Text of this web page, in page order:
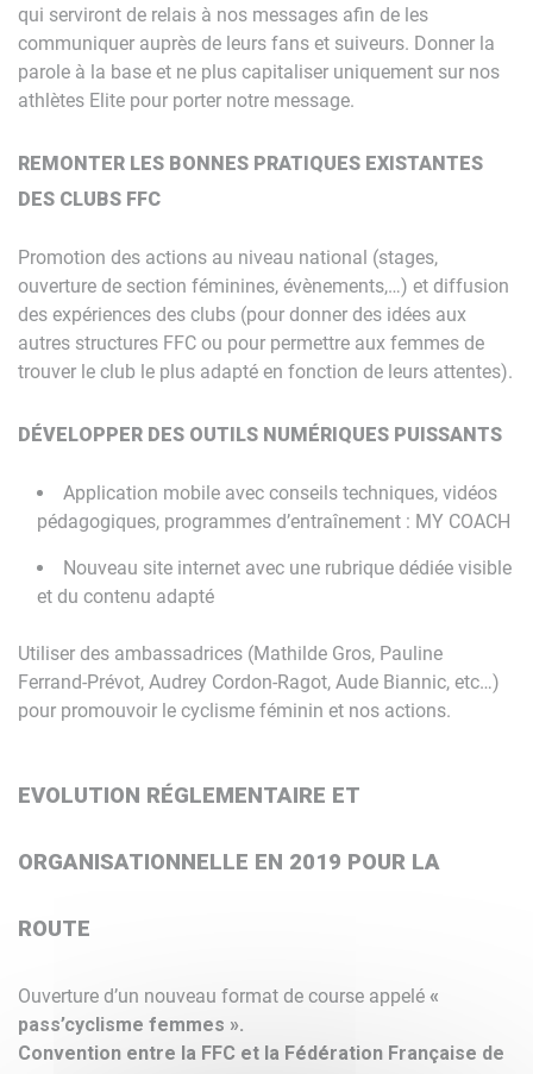
qui serviront de relais à nos messages afin de les
communiquer auprès de leurs fans et suiveurs. Donner la
parole à la base et ne plus capitaliser uniquement sur nos
athlètes Elite pour porter notre message.
REMONTER LES BONNES PRATIQUES EXISTANTES
DES CLUBS FFC
Promotion des actions au niveau national (stages,
ouverture de section féminines, évènements,…) et diffusion
des expériences des clubs (pour donner des idées aux
autres structures FFC ou pour permettre aux femmes de
trouver le club le plus adapté en fonction de leurs attentes).
DÉVELOPPER DES OUTILS NUMÉRIQUES PUISSANTS
Application mobile avec conseils techniques, vidéos
pédagogiques, programmes d’entraînement : MY COACH
Nouveau site internet avec une rubrique dédiée visible
et du contenu adapté
Utiliser des ambassadrices (Mathilde Gros, Pauline
Ferrand-Prévot, Audrey Cordon-Ragot, Aude Biannic, etc…)
pour promouvoir le cyclisme féminin et nos actions.
EVOLUTION RÉGLEMENTAIRE ET
ORGANISATIONNELLE EN 2019 POUR LA
ROUTE
Ouverture d’un nouveau format de course appelé «
pass’cyclisme femmes ».
Convention entre la FFC et la Fédération Française de